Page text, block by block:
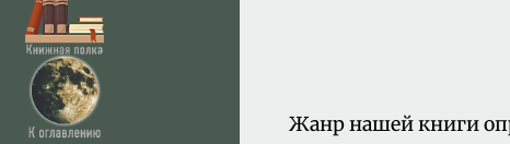
Жанр нашей книги